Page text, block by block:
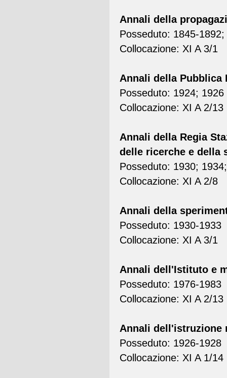
Annali della
Posseduto: 1845-
Collocazione: XI A 3/1
Annali della Pubblica
Posseduto: 1924; 1926
Collocazione: XI A 2/13
Annali della Regia
delle ricerche e della
Posseduto: 1930;
Collocazione: XI A 2/8
Annali della
Posseduto: 1930-1933
Collocazione: XI A 3/1
Annali dell'Istituto e
Posseduto: 1976-1983
Collocazione: XI A 2/13
Annali dell'istruzione
Posseduto: 1926-1928
Collocazione: XI A 1/14